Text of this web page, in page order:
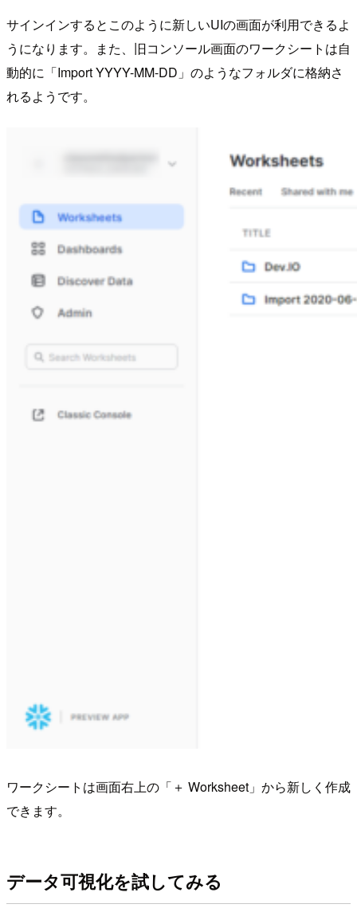
サインインするとこのように新しいUIの画面が利用できるよ
うになります。また、旧コンソール画面のワークシートは自
動的に「Import YYYY-MM-DD」のようなフォルダに格納さ
れるようです。
ワークシートは画面右上の「＋ Worksheet」から新しく作成
できます。
データ可視化を試してみる